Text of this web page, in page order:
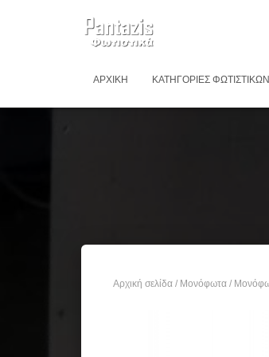
ΑΡΧΙΚΉ ΚΑΤΗΓΟΡΊΕΣ ΦΩΤΙΣΤΙΚΏΝ
Αρχική σελίδα / Μονόφωτα /